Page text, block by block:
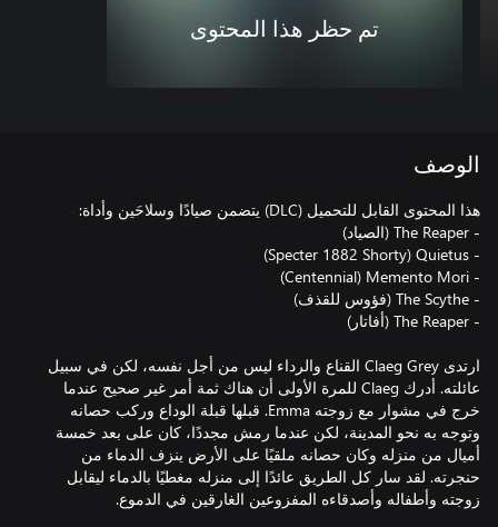
تم حظر هذا المحتوى
الوصف
ارتدى Claeg Grey القناع والرداء ليس من أجل نفسه، لكن في سبيل
عائلته. أدرك Claeg للمرة الأولى أن هناك ثمة أمر غير صحيح عندما
خرج في مشوار مع زوجته Emma. قبلها قبلة الوداع وركب حصانه
وتوجه به نحو المدينة، لكن عندما رمش مجددًا، كان على بعد خمسة
أميال من منزله وكان حصانه ملقيًا على الأرض ينزف الدماء من
حنجرته. لقد سار كل الطريق عائدًا إلى منزله مغطيًا بالدماء ليقابل